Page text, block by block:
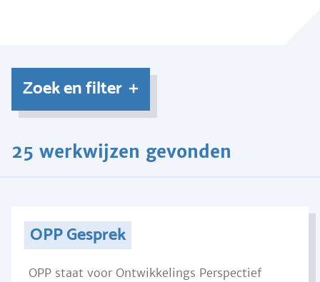
Zoek en filter
25 werkwijzen gevonden
OPP Gesprek
OPP staat voor Ontwikkelings Perspectief